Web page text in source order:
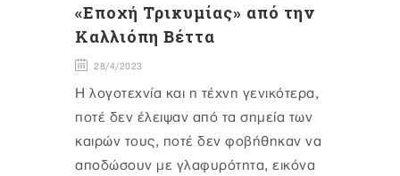
«Εποχή Τρικυμίας» από την
Καλλιόπη Βέττα
28/4/2023
Η λογοτεχνία και η τέχνη γενικότερα,
ποτέ δεν έλειψαν από τα σημεία των
καιρών τους, ποτέ δεν φοβήθηκαν να
αποδώσουν με γλαφυρότητα, εικόνα